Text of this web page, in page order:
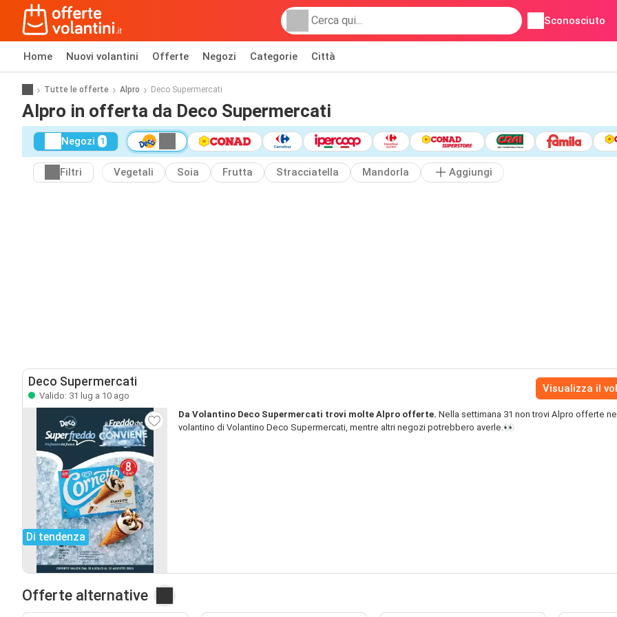
Sconosciuto
Home Nuovi volantini Offerte Negozi Categorie Città
Tutte le offerte Alpro Deco Supermercati
Alpro in offerta da Deco Supermercati
Negozi 1
Filtri Vegetali Soia Frutta Stracciatella Mandorla Aggiungi
Deco Supermercati
Valido: 31 lug a 10 ago
Visualizza il
Di tendenza
Da Volantino Deco Supermercati trovi molte Alpro offerte. Nella settimana 31 non trovi Alpro offerte
volantino di Volantino Deco Supermercati, mentre altri negozi potrebbero averle.👀
Offerte alternative